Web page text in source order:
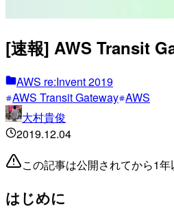
[速報] AWS Transit
AWS re:Invent 2019
AWS Transit Gateway AWS
大村貴俊
2019.12.04
この記事は公開されてから1
はじめに